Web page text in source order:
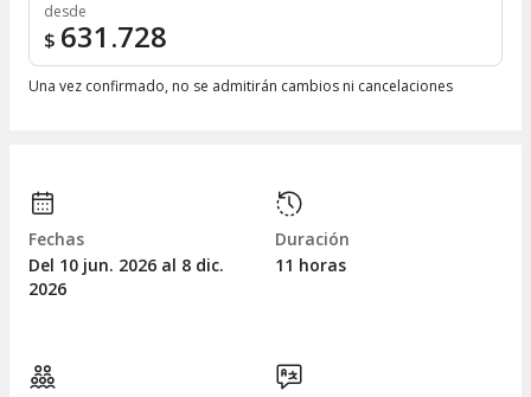
desde
$ 631.728
Una vez confirmado, no se admitirán cambios ni cancelaciones
Fechas
Del 10 jun. 2026 al 8 dic.
2026
Duración
11 horas